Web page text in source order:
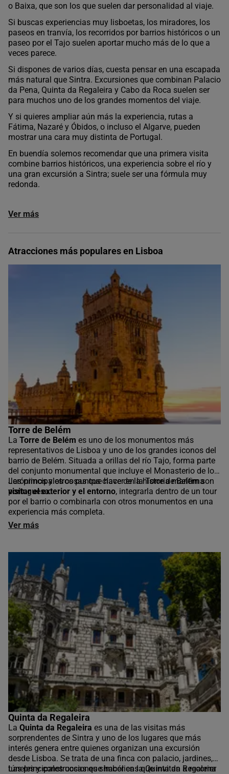
o Baixa, que son los que suelen dar personalidad al viaje.
Si buscas experiencias muy lisboetas, los miradores, los
paseos en tranvía, los recorridos por barrios históricos o un
paseo por el Tajo suelen aportar mucho más de lo que a
veces parece.
Si dispones de varios días, cuesta pensar en una escapada
más natural que Sintra. Excursiones que combinan Palacio
da Pena, Quinta da Regaleira y Cabo da Roca suelen ser
para muchos uno de los grandes momentos del viaje.
Y si quieres ampliar aún más la experiencia, rutas a
Fátima, Nazaré y Óbidos, o incluso el Algarve, pueden
mostrar una cara muy distinta de Portugal.
En buendía solemos recomendar que una primera visita
combine barrios históricos, una experiencia sobre el río y
una gran excursión a Sintra; suele ser una fórmula muy
redonda.
Ver más
Atracciones más populares en Lisboa
Torre de Belém
La Torre de Belém es uno de los monumentos más
representativos de Lisboa y uno de los grandes iconos del
barrio de Belém. Situada a orillas del río Tajo, forma parte
del conjunto monumental que incluye el Monasterio de los
Jerónimos y otros puntos clave de la historia marítima
portuguesa.
Las principales cosas que hacer en la Torre de Belém son
visitar el exterior y el entorno, integrarla dentro de un tour
por el barrio o combinarla con otros monumentos en una
experiencia más completa.
Ver más
Quinta da Regaleira
La Quinta da Regaleira es una de las visitas más
sorprendentes de Sintra y uno de los lugares que más
interés genera entre quienes organizan una excursión
desde Lisboa. Se trata de una finca con palacio, jardines,
túneles y construcciones simbólicas que invitan a recorrer
Las principales cosas que hacer en la Quinta da Regaleira